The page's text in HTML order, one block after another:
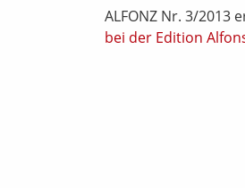
ALFONZ Nr. 3/2013
bei der Edition